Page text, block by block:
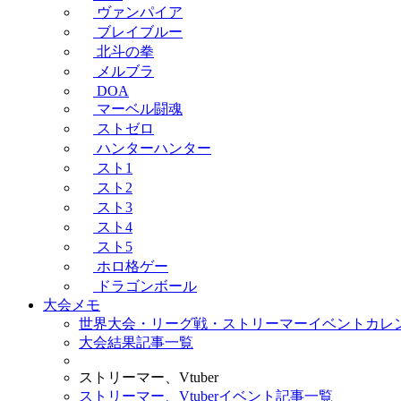
ヴァンパイア
ブレイブルー
北斗の拳
メルブラ
DOA
マーベル闘魂
ストゼロ
ハンターハンター
スト1
スト2
スト3
スト4
スト5
ホロ格ゲー
ドラゴンボール
大会メモ
世界大会・リーグ戦・ストリーマーイベントカレ
大会結果記事一覧
ストリーマー、Vtuber
ストリーマー、Vtuberイベント記事一覧